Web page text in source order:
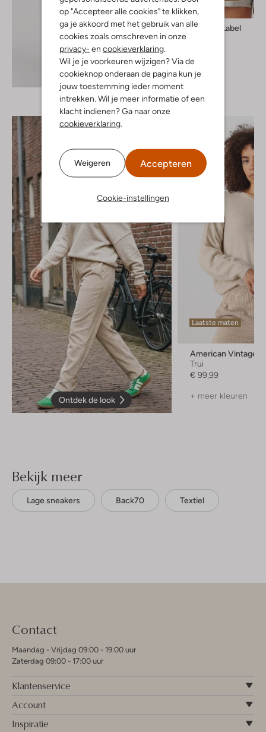
op "Accepteer alle cookies" te klikken,
ga je akkoord met het gebruik van alle
cookies zoals omschreven in onze
privacy- en cookieverklaring
Wil je je voorkeuren wijzigen? Via de
cookieknop onderaan de pagina kun je
jouw toestemming ieder moment
intrekken. Wil je meer informatie of een
klacht indienen? Ga naar onze
cookieverklaring
Weigeren Accepteren
Cookie-instellingen
Ontdek de look
Alix The Label
Ontdek de look
Laatste maten
American Vintage
Trui
€ 99,99
+ meer kleuren
Bekijk meer
Lage sneakers Back70 Textiel
Contact
Maandag - Vrijdag 09:00 - 19:00 uur
Zaterdag 09:00 - 17:00 uur
Klantenservice
Account
Inspiratie